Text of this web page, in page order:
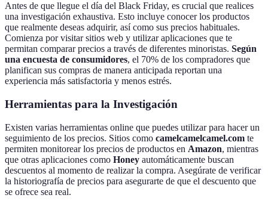
Antes de que llegue el día del Black Friday, es crucial que realices
una investigación exhaustiva. Esto incluye conocer los productos
que realmente deseas adquirir, así como sus precios habituales.
Comienza por visitar sitios web y utilizar aplicaciones que te
permitan comparar precios a través de diferentes minoristas. Según
una encuesta de consumidores, el 70% de los compradores que
planifican sus compras de manera anticipada reportan una
experiencia más satisfactoria y menos estrés.
Herramientas para la Investigación
Existen varias herramientas online que puedes utilizar para hacer un
seguimiento de los precios. Sitios como camelcamelcamel.com te
permiten monitorear los precios de productos en Amazon, mientras
que otras aplicaciones como Honey automáticamente buscan
descuentos al momento de realizar la compra. Asegúrate de verificar
la historiografía de precios para asegurarte de que el descuento que
se ofrece sea real.